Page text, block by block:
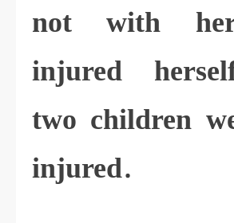
not with
injured
two children
injured.